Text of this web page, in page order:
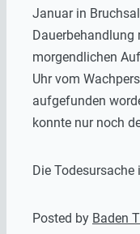
Januar in
Dauerbehandlung
morgendlichen
Uhr vom
aufgefunden
konnte nur noch
Die
Posted by Baden